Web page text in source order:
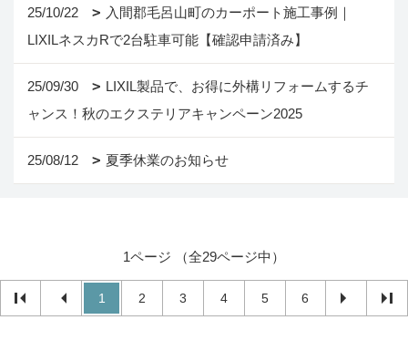
25/10/22
入間郡毛呂山町のカーポート施工事例｜
LIXILネスカRで2台駐車可能【確認申請済み】
25/09/30
LIXIL製品で、お得に外構リフォームするチ
ャンス！秋のエクステリアキャンペーン2025
25/08/12 夏季休業のお知らせ
1ページ （全29ページ中）
1 2 3 4 5 6